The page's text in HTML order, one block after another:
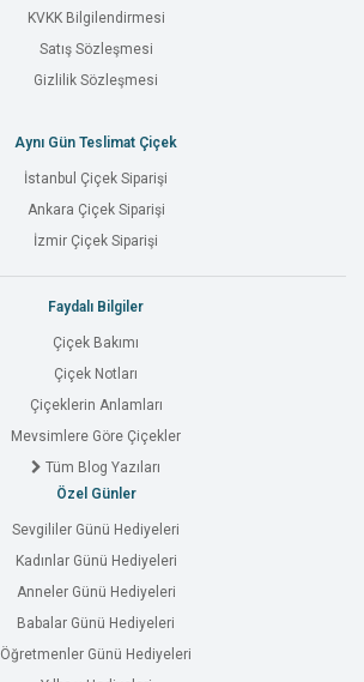
KVKK Bilgilendirmesi
Satış Sözleşmesi
Gizlilik Sözleşmesi
Aynı Gün Teslimat Çiçek
İstanbul Çiçek Siparişi
Ankara Çiçek Siparişi
İzmir Çiçek Siparişi
Faydalı Bilgiler
Çiçek Bakımı
Çiçek Notları
Çiçeklerin Anlamları
Mevsimlere Göre Çiçekler
Tüm Blog Yazıları
Özel Günler
Sevgililer Günü Hediyeleri
Kadınlar Günü Hediyeleri
Anneler Günü Hediyeleri
Babalar Günü Hediyeleri
Öğretmenler Günü Hediyeleri